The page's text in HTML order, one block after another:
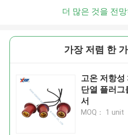
더 많은 것을 전
가장 저렴 한
고온 저항성
단열 플러그
서
MOQ： 1 unit